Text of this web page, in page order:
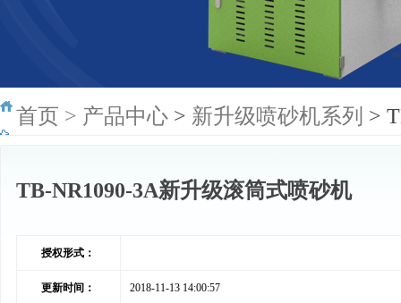
首页 > 产品中心 > 新升级喷砂机系列 >
TB-NR1090-3A新升级滚筒式喷砂机
授权形式：
更新时间： 2018-11-13 14:00:57